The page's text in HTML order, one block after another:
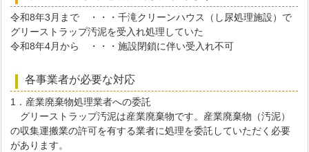
令和8年3月まで ・・・千滝クリーンハウス（し尿処理施設）で
グリーストラップ汚泥を受入れ処理していた
令和8年4月から ・・・施設閉鎖に伴い受入れ不可
各事業者が必要な対応
1．産業廃棄物処理業者への委託
グリーストラップ汚泥は産業廃棄物です。産業廃棄物（汚泥）
の収集運搬業の許可を有する業者に処理を委託していただく必要
があります。